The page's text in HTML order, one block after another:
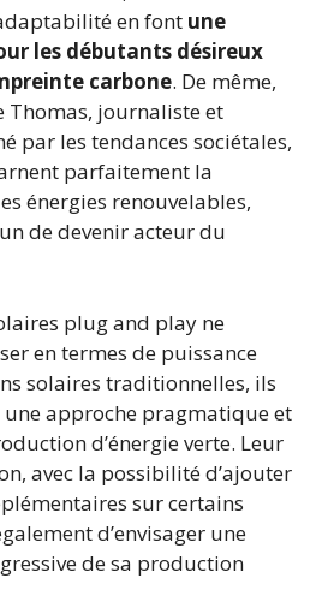
en font une
les débutants désireux
carbone. De même,
Thomas, journaliste et
par les tendances sociétales,
parfaitement la
énergies renouvelables,
de devenir acteur du
plug and play ne
en termes de puissance
solaires traditionnelles, ils
approche pragmatique et
d’énergie verte. Leur
avec la possibilité d’ajouter
sur certains
d’envisager une
de sa production